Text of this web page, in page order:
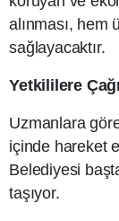
alınması, hem
sağlayacaktır.
Yetkililere
Uzmanlara
içinde hareket
Belediyesi
taşıyor.